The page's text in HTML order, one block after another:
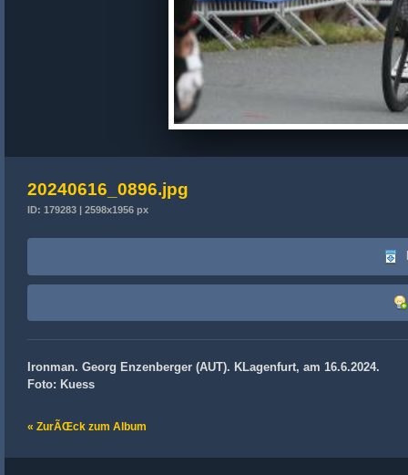
20240616_0896.jpg
ID: 179283 | 2598x1956 px
Ironman. Georg Enzenberger (AUT). KLagenfurt, am 16.6.2024.
Foto: Kuess
« ZurÃŒck zum Album